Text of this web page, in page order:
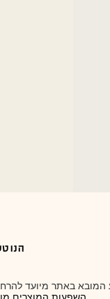
הנוטע 77 משגב דב | 073-7423494